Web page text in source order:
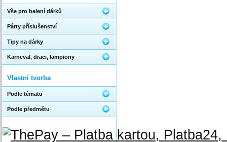
Vše pro balení dárků
Párty příslušenství
Tipy na dárky
Karneval, draci, lampiony
Vlastní tvorba
Podle tématu
Podle předmětu